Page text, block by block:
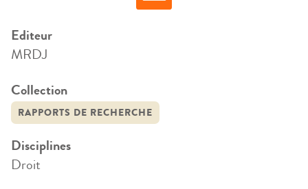
Editeur
MRDJ
Collection
RAPPORTS DE RECHERCHE
Disciplines
Droit